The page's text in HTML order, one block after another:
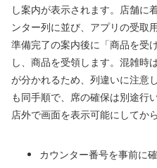
し案内が表示されます。店舗に
ンター列に並び、アプリの受取
準備完了の案内後に「商品を受
し、商品を受領します。混雑時
が分かれるため、列違いに注意
も同手順で、席の確保は別途行
店外で画面を表示可能にしてか
カウンター番号を事前に